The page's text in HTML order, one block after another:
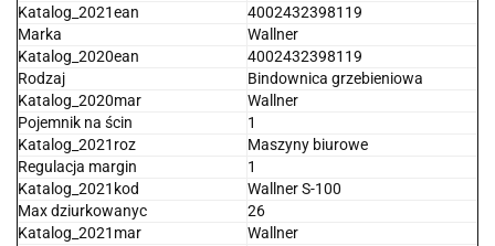
Katalog_2021ean
4002432398119
Marka
Wallner
Katalog_2020ean
4002432398119
Rodzaj
Bindownica grzebieniowa
Katalog_2020mar
Wallner
Pojemnik na ścin
1
Katalog_2021roz
Maszyny biurowe
Regulacja margin
1
Katalog_2021kod
Wallner S-100
Max dziurkowanyc
26
Katalog_2021mar
Wallner